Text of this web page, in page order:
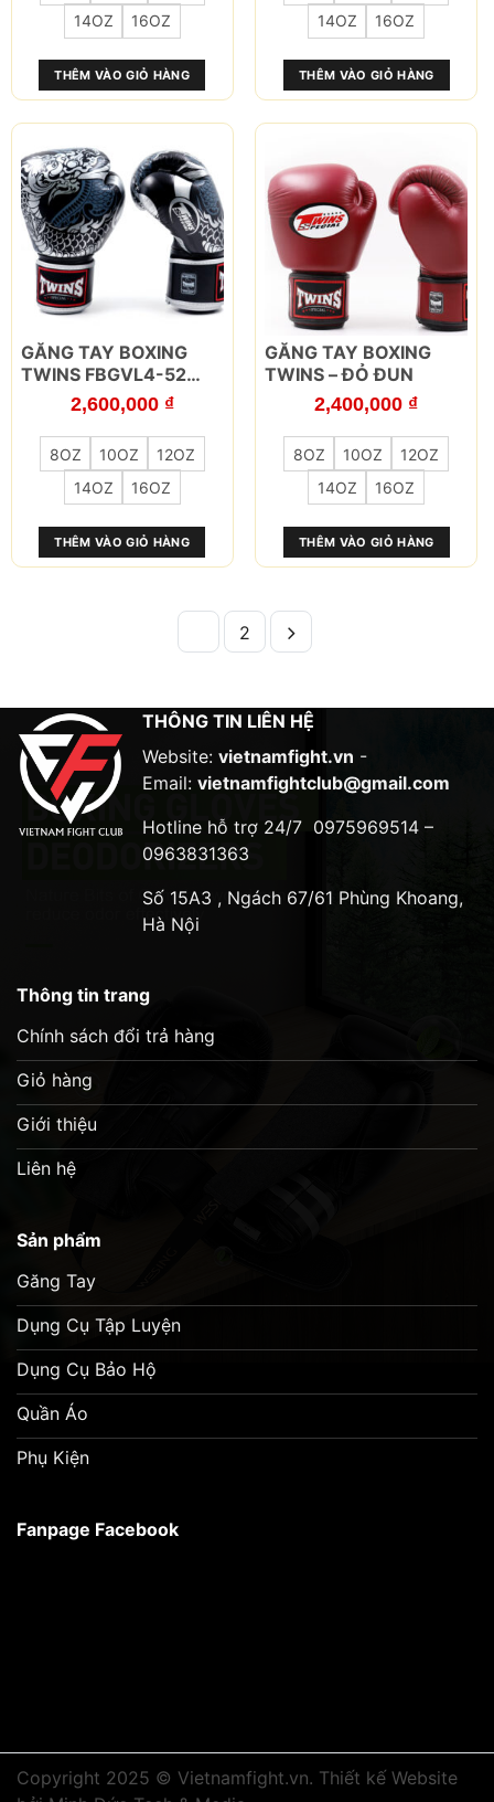
14OZ
16OZ
THÊM VÀO GIỎ HÀNG
thể.
Các
tùy
chọn
có
thể
chọn
trên
trang
14OZ
16OZ
THÊM VÀO GIỎ HÀNG
thể.
Các
tùy
chọn
có
thể
trên
trang
sản
phẩm
8OZ 10OZ
12OZ
14OZ
16OZ
GĂNG TAY BOXING
TWINS FBGVL4-52
NAGAS SILVER/BLACK
2,600,000 ₫
THÊM VÀO GIỎ HÀNG
Sản
phẩm
có
nhiều
biến
thể.
Các
chọn
có
phẩm
8OZ 10OZ
12OZ
14OZ
16OZ
GĂNG TAY BOXING
TWINS – ĐỎ ĐUN
2,400,000 ₫
THÊM VÀO GIỎ HÀNG
Sản
phẩm
có
nhiều
biến
thể.
Các
chọn
có
2
THÔNG TIN LIÊN HỆ
Website: vietnamfight.vn -
Email: vietnamfightclub@gmail.com
Hotline hỗ trợ 24/7 0975969514 –
0963831363
Số 15A3 , Ngách 67/61 Phùng Khoang,
Hà Nội
Thông tin trang
Chính sách đổi trả hàng
Giỏ hàng
Giới thiệu
Liên hệ
Sản phẩm
Găng Tay
Dụng Cụ Tập Luyện
Dụng Cụ Bảo Hộ
Quần Áo
Phụ Kiện
Fanpage Facebook
Copyright 2025 © Vietnamfight.vn. Thiết kế Website